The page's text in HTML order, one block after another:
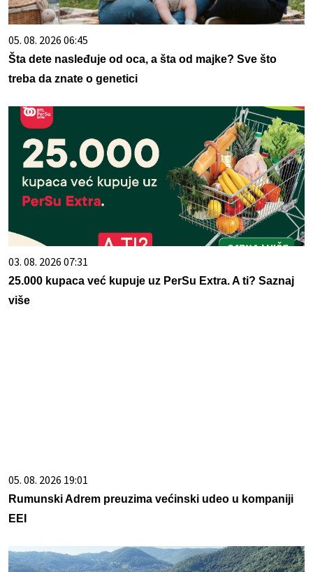
05. 08. 2026 06:45
Šta dete nasleđuje od oca, a šta od majke? Sve što
treba da znate o genetici
03. 08. 2026 07:31
25.000 kupaca već kupuje uz PerSu Extra. A ti? Saznaj
više
05. 08. 2026 19:01
Rumunski Adrem preuzima većinski udeo u kompaniji
EEI